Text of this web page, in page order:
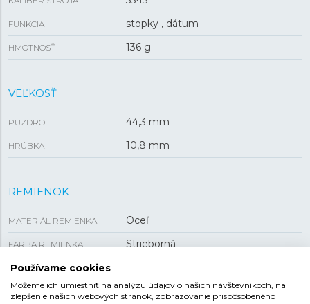
FUNKCIA stopky , dátum
HMOTNOSŤ 136 g
VEĽKOSŤ
PUZDRO 44,3 mm
HRÚBKA 10,8 mm
REMIENOK
MATERIÁL REMIENKA Oceľ
FARBA REMIENKA Strieborná
SPONA
Používame cookies
Môžeme ich umiestniť na analýzu údajov o našich návštevníkoch, na
zlepšenie našich webových stránok, zobrazovanie prispôsobeného